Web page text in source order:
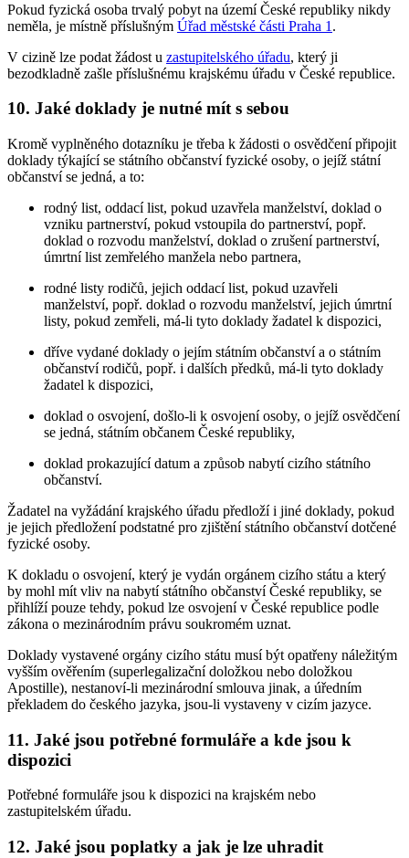
Pokud fyzická osoba trvalý pobyt na území České republiky nikdy
neměla, je místně příslušným Úřad městské části Praha 1 .
V cizině lze podat žádost u zastupitelského úřadu, který ji
bezodkladně zašle příslušnému krajskému úřadu v České republice.
10. Jaké doklady je nutné mít s sebou
Kromě vyplněného dotazníku je třeba k žádosti o osvědčení připojit
doklady týkající se státního občanství fyzické osoby, o jejíž státní
občanství se jedná, a to:
rodný list, oddací list, pokud uzavřela manželství, doklad o
vzniku partnerství, pokud vstoupila do partnerství, popř.
doklad o rozvodu manželství, doklad o zrušení partnerství,
úmrtní list zemřelého manžela nebo partnera,
rodné listy rodičů, jejich oddací list, pokud uzavřeli
manželství, popř. doklad o rozvodu manželství, jejich úmrtní
listy, pokud zemřeli, má-li tyto doklady žadatel k dispozici,
dříve vydané doklady o jejím státním občanství a o státním
občanství rodičů, popř. i dalších předků, má-li tyto doklady
žadatel k dispozici,
doklad o osvojení, došlo-li k osvojení osoby, o jejíž osvědčení
se jedná, státním občanem České republiky,
doklad prokazující datum a způsob nabytí cizího státního
občanství.
Žadatel na vyžádání krajského úřadu předloží i jiné doklady, pokud
je jejich předložení podstatné pro zjištění státního občanství dotčené
fyzické osoby.
K dokladu o osvojení, který je vydán orgánem cizího státu a který
by mohl mít vliv na nabytí státního občanství České republiky, se
přihlíží pouze tehdy, pokud lze osvojení v České republice podle
zákona o mezinárodním právu soukromém uznat.
Doklady vystavené orgány cizího státu musí být opatřeny náležitým
vyšším ověřením (superlegalizační doložkou nebo doložkou
Apostille), nestanoví-li mezinárodní smlouva jinak, a úředním
překladem do českého jazyka, jsou-li vystaveny v cizím jazyce.
11. Jaké jsou potřebné formuláře a kde jsou k
dispozici
Potřebné formuláře jsou k dispozici na krajském nebo
zastupitelském úřadu.
12. Jaké jsou poplatky a jak je lze uhradit